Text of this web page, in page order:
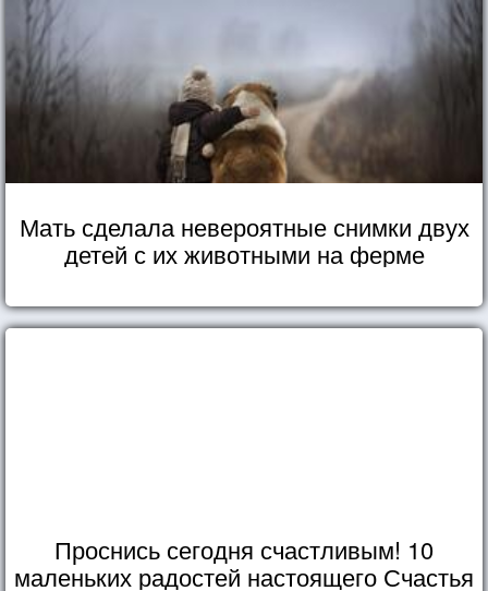
Мать сделала невероятные снимки двух
детей с их животными на ферме
Проснись сегодня счастливым! 10
маленьких радостей настоящего Счастья